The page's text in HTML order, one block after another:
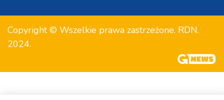
Copyright © Wszelkie prawa zastrzeżone. RDN.
2024.